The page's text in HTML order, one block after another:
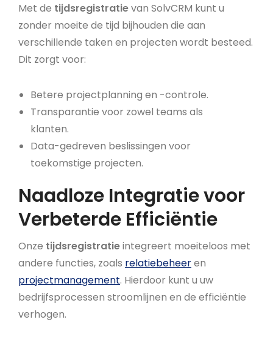
Met de tijdsregistratievan SolvCRM kunt u
zonder moeite de tijd bijhouden die aan
verschillende taken en projecten wordt besteed.
Dit zorgt voor:
Betere projectplanning en -controle.
Transparantie voor zowel teams als
klanten.
Data-gedreven beslissingen voor
toekomstige projecten.
Naadloze Integratie voor
Verbeterde Efficiëntie
Onze tijdsregistratieintegreert moeiteloos met
andere functies, zoals relatiebeheeren
projectmanagement. Hierdoor kunt u uw
bedrijfsprocessen stroomlijnen en de efficiëntie
verhogen.